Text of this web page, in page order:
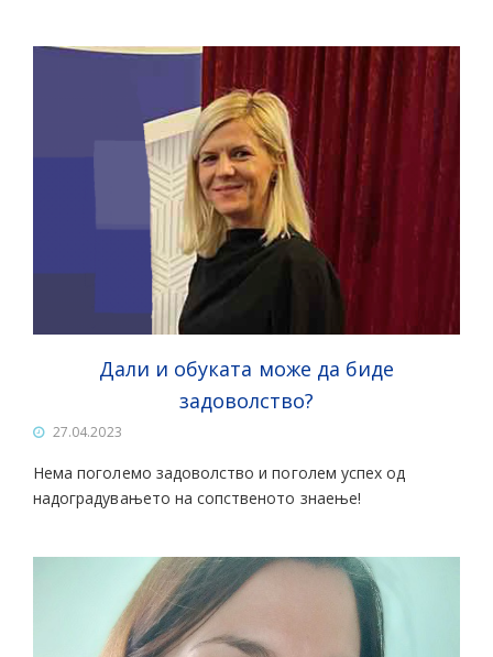
Дали и обуката може да биде
задоволство?
27.04.2023
Нема поголемо задоволство и поголем успех од
надоградувањето на сопственото знаење!